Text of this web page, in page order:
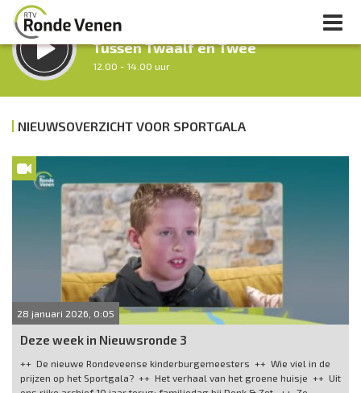
LUISTER LIVE:
Tussen Twaalf en Twee
12.00 - 14.00 uur
Middag Venen
Vorig uur
Volgend uur
Inklappen
NIEUWSOVERZICHT VOOR SPORTGALA
28 januari 2026, 0:05
Deze week in Nieuwsronde 3
++ De nieuwe Rondeveense kinderburgemeesters ++ Wie viel in de
prijzen op het Sportgala? ++ Het verhaal van het groene huisje ++ Uit